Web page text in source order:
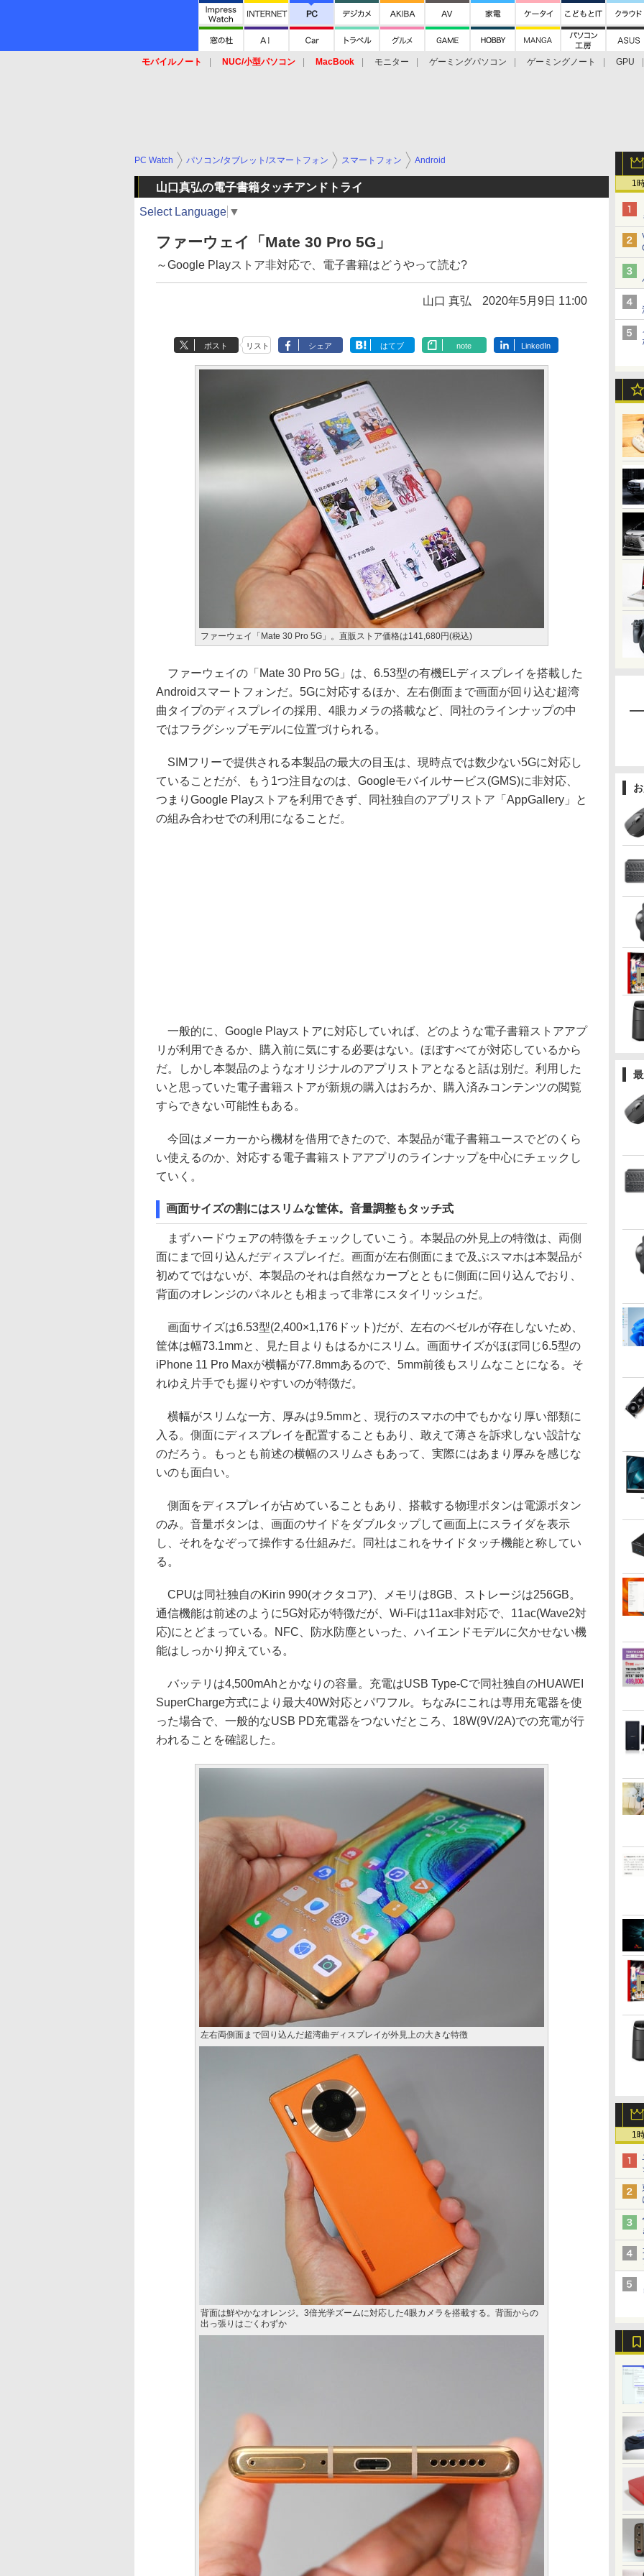
モバイルノート NUC/小型パソコン MacBook モニター ゲーミングパソコン ゲーミングノート
GPU
1
1
PC Watch パソコン/タブレット/スマートフォン スマートフォン Android
山口真弘の電子書籍タッチアンドトライ
Select Language ▼
ファーウェイ「Mate 30 Pro 5G」
～Google Playストア非対応で、電子書籍はどうやって読む?
山口 真弘 2020年5月9日 11:00
ポスト リスト シェア はてブ note LinkedIn
ファーウェイ「Mate 30 Pro 5G」。直販ストア価格は141,680円(税込)
ファーウェイの「Mate 30 Pro 5G」は、6.53型の有機ELディスプレイを搭載した
Androidスマートフォンだ。5Gに対応するほか、左右側面まで画面が回り込む超湾
曲タイプのディスプレイの採用、4眼カメラの搭載など、同社のラインナップの中
ではフラグシップモデルに位置づけられる。
SIMフリーで提供される本製品の最大の目玉は、現時点では数少ない5Gに対応し
ていることだが、もう1つ注目なのは、Googleモバイルサービス(GMS)に非対応、
つまりGoogle Playストアを利用できず、同社独自のアプリストア「AppGallery」と
の組み合わせでの利用になることだ。
一般的に、Google Playストアに対応していれば、どのような電子書籍ストアアプ
リが利用できるか、購入前に気にする必要はない。ほぼすべてが対応しているから
だ。しかし本製品のようなオリジナルのアプリストアとなると話は別だ。利用した
いと思っていた電子書籍ストアが新規の購入はおろか、購入済みコンテンツの閲覧
すらできない可能性もある。
今回はメーカーから機材を借用できたので、本製品が電子書籍ユースでどのくら
い使えるのか、対応する電子書籍ストアアプリのラインナップを中心にチェックし
ていく。
画面サイズの割にはスリムな筐体。音量調整もタッチ式
まずハードウェアの特徴をチェックしていこう。本製品の外見上の特徴は、両側
面にまで回り込んだディスプレイだ。画面が左右側面にまで及ぶスマホは本製品が
初めてではないが、本製品のそれは自然なカーブとともに側面に回り込んでおり、
背面のオレンジのパネルとも相まって非常にスタイリッシュだ。
画面サイズは6.53型(2,400×1,176ドット)だが、左右のベゼルが存在しないため、
筐体は幅73.1mmと、見た目よりもはるかにスリム。画面サイズがほぼ同じ6.5型の
iPhone 11 Pro Maxが横幅が77.8mmあるので、5mm前後もスリムなことになる。そ
れゆえ片手でも握りやすいのが特徴だ。
横幅がスリムな一方、厚みは9.5mmと、現行のスマホの中でもかなり厚い部類に
入る。側面にディスプレイを配置することもあり、敢えて薄さを訴求しない設計な
のだろう。もっとも前述の横幅のスリムさもあって、実際にはあまり厚みを感じな
いのも面白い。
側面をディスプレイが占めていることもあり、搭載する物理ボタンは電源ボタン
のみ。音量ボタンは、画面のサイドをダブルタップして画面上にスライダを表示
し、それをなぞって操作する仕組みだ。同社はこれをサイドタッチ機能と称してい
る。
CPUは同社独自のKirin 990(オクタコア)、メモリは8GB、ストレージは256GB。
通信機能は前述のように5G対応が特徴だが、Wi-Fiは11ax非対応で、11ac(Wave2対
応)にとどまっている。NFC、防水防塵といった、ハイエンドモデルに欠かせない機
能はしっかり抑えている。
バッテリは4,500mAhとかなりの容量。充電はUSB Type-Cで同社独自のHUAWEI
SuperCharge方式により最大40W対応とパワフル。ちなみにこれは専用充電器を使
った場合で、一般的なUSB PD充電器をつないだところ、18W(9V/2A)での充電が行
われることを確認した。
左右両側面まで回り込んだ超湾曲ディスプレイが外見上の大きな特徴
背面は鮮やかなオレンジ。3倍光学ズームに対応した4眼カメラを搭載する。背面からの
出っ張りはごくわずか